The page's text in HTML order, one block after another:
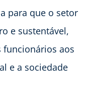
para que o setor
e sustentável,
funcionários aos
e a sociedade